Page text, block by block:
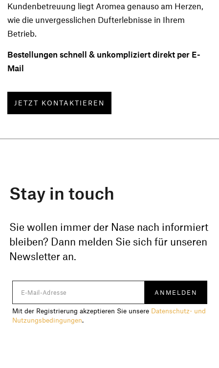
Kundenbetreuung liegt Aromea genauso am Herzen,
wie die unvergesslichen Dufterlebnisse in Ihrem
Betrieb.
Bestellungen schnell & unkompliziert direkt per E-
Mail
JETZT KONTAKTIEREN
Stay in touch
Sie wollen immer der Nase nach informiert
bleiben? Dann melden Sie sich für unseren
Newsletter an.
Mit der Registrierung akzeptieren Sie unsere Datenschutz- und
Nutzungsbedingungen.